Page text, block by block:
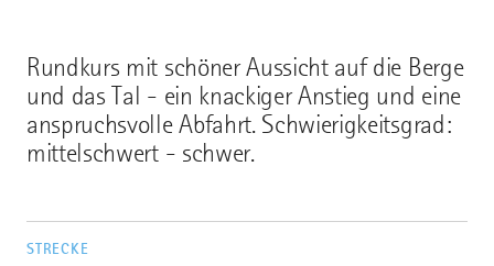
Rundkurs mit schöner Aussicht auf die Berge
und das Tal - ein knackiger Anstieg und eine
anspruchsvolle Abfahrt. Schwierigkeitsgrad:
mittelschwert - schwer.
STRECKE